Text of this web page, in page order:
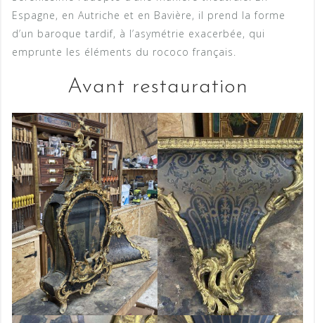
Espagne, en Autriche et en Bavière, il prend la forme
d’un baroque tardif, à l’asymétrie exacerbée, qui
emprunte les éléments du rococo français.
Avant restauration